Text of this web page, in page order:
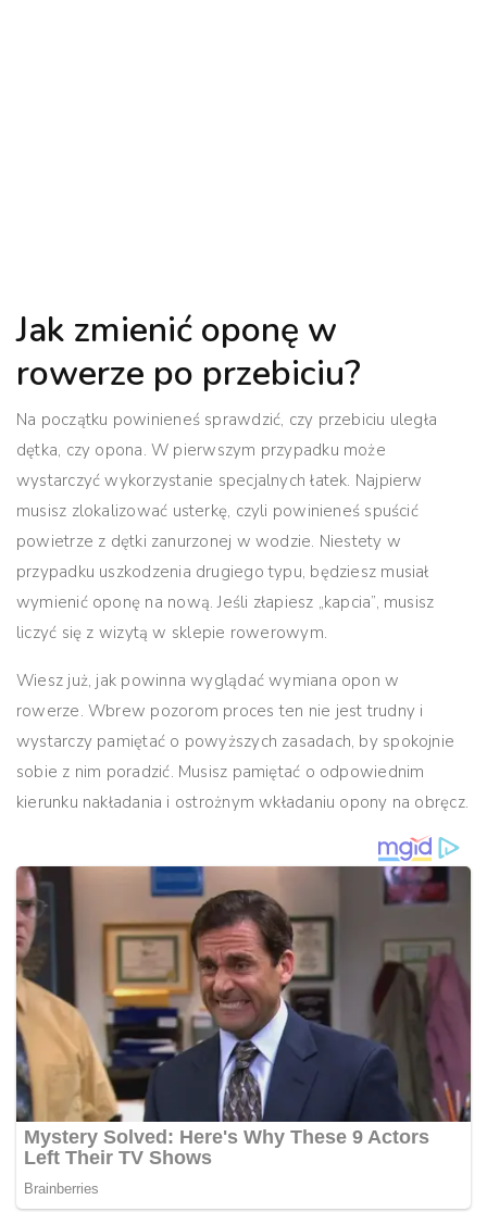
Jak zmienić oponę w
rowerze po przebiciu?
Na początku powinieneś sprawdzić, czy przebiciu uległa
dętka, czy opona. W pierwszym przypadku może
wystarczyć wykorzystanie specjalnych łatek. Najpierw
musisz zlokalizować usterkę, czyli powinieneś spuścić
powietrze z dętki zanurzonej w wodzie. Niestety w
przypadku uszkodzenia drugiego typu, będziesz musiał
wymienić oponę na nową.Jeśli złapiesz „kapcia”, musisz
liczyć się z wizytą w sklepie rowerowym.
Wiesz już, jak powinna wyglądać wymiana opon w
rowerze.Wbrew pozorom proces ten nie jest trudny i
wystarczy pamiętać o powyższych zasadach, by spokojnie
sobie z nim poradzić. Musisz pamiętać o odpowiednim
kierunku nakładania i ostrożnym wkładaniu opony na obręcz.